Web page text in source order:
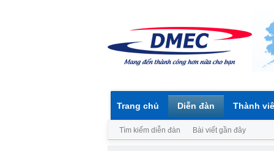
Trang chủ Diễn đàn
Tìm kiếm diễn đàn Bài viết gần đây
Thành